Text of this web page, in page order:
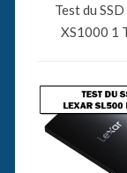
Test du
XS1000 1